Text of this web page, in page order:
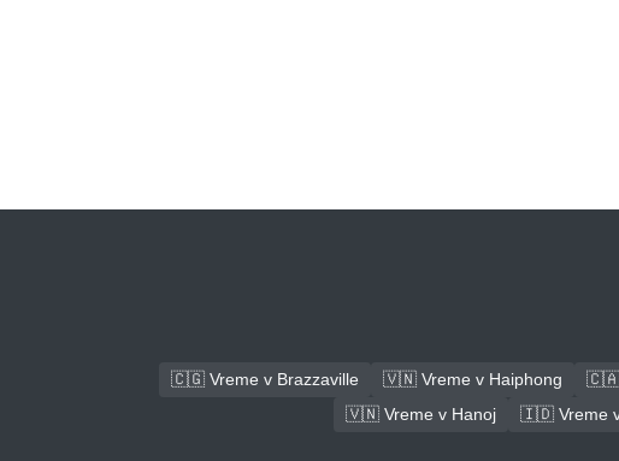
🇨🇬 Vreme v Brazzaville 🇻🇳 Vreme v Haiphong 🇨🇦
🇻🇳 Vreme v Hanoj
🇮🇩 Vreme